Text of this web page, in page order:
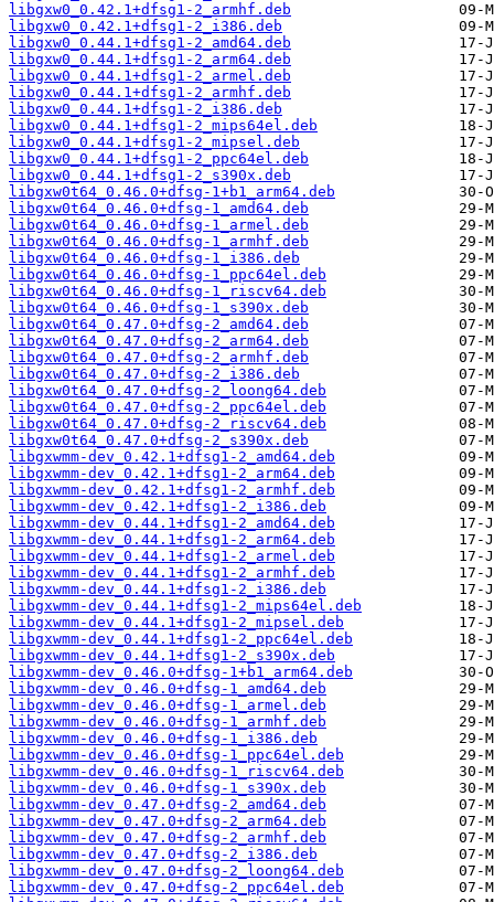
libgxw0_0.42.1+dfsg1-2_armhf.deb
libgxw0_0.42.1+dfsg1-2_i386.deb
libgxw0_0.44.1+dfsg1-2_amd64.deb
libgxw0_0.44.1+dfsg1-2_arm64.deb
libgxw0_0.44.1+dfsg1-2_armel.deb
libgxw0_0.44.1+dfsg1-2_armhf.deb
libgxw0_0.44.1+dfsg1-2_i386.deb
libgxw0_0.44.1+dfsg1-2_mips64el.deb
libgxw0_0.44.1+dfsg1-2_mipsel.deb
libgxw0_0.44.1+dfsg1-2_ppc64el.deb
libgxw0_0.44.1+dfsg1-2_s390x.deb
libgxw0t64_0.46.0+dfsg-1+b1_arm64.deb
libgxw0t64_0.46.0+dfsg-1_amd64.deb
libgxw0t64_0.46.0+dfsg-1_armel.deb
libgxw0t64_0.46.0+dfsg-1_armhf.deb
libgxw0t64_0.46.0+dfsg-1_i386.deb
libgxw0t64_0.46.0+dfsg-1_ppc64el.deb
libgxw0t64_0.46.0+dfsg-1_riscv64.deb
libgxw0t64_0.46.0+dfsg-1_s390x.deb
libgxw0t64_0.47.0+dfsg-2_amd64.deb
libgxw0t64_0.47.0+dfsg-2_arm64.deb
libgxw0t64_0.47.0+dfsg-2_armhf.deb
libgxw0t64_0.47.0+dfsg-2_i386.deb
libgxw0t64_0.47.0+dfsg-2_loong64.deb
libgxw0t64_0.47.0+dfsg-2_ppc64el.deb
libgxw0t64_0.47.0+dfsg-2_riscv64.deb
libgxw0t64_0.47.0+dfsg-2_s390x.deb
libgxwmm-dev_0.42.1+dfsg1-2_amd64.deb
libgxwmm-dev_0.42.1+dfsg1-2_arm64.deb
libgxwmm-dev_0.42.1+dfsg1-2_armhf.deb
libgxwmm-dev_0.42.1+dfsg1-2_i386.deb
libgxwmm-dev_0.44.1+dfsg1-2_amd64.deb
libgxwmm-dev_0.44.1+dfsg1-2_arm64.deb
libgxwmm-dev_0.44.1+dfsg1-2_armel.deb
libgxwmm-dev_0.44.1+dfsg1-2_armhf.deb
libgxwmm-dev_0.44.1+dfsg1-2_i386.deb
libgxwmm-dev_0.44.1+dfsg1-2_mips64el.deb
libgxwmm-dev_0.44.1+dfsg1-2_mipsel.deb
libgxwmm-dev_0.44.1+dfsg1-2_ppc64el.deb
libgxwmm-dev_0.44.1+dfsg1-2_s390x.deb
libgxwmm-dev_0.46.0+dfsg-1+b1_arm64.deb
libgxwmm-dev_0.46.0+dfsg-1_amd64.deb
libgxwmm-dev_0.46.0+dfsg-1_armel.deb
libgxwmm-dev_0.46.0+dfsg-1_armhf.deb
libgxwmm-dev_0.46.0+dfsg-1_i386.deb
libgxwmm-dev_0.46.0+dfsg-1_ppc64el.deb
libgxwmm-dev_0.46.0+dfsg-1_riscv64.deb
libgxwmm-dev_0.46.0+dfsg-1_s390x.deb
libgxwmm-dev_0.47.0+dfsg-2_amd64.deb
libgxwmm-dev_0.47.0+dfsg-2_arm64.deb
libgxwmm-dev_0.47.0+dfsg-2_armhf.deb
libgxwmm-dev_0.47.0+dfsg-2_i386.deb
libgxwmm-dev_0.47.0+dfsg-2_loong64.deb
libgxwmm-dev_0.47.0+dfsg-2_ppc64el.deb